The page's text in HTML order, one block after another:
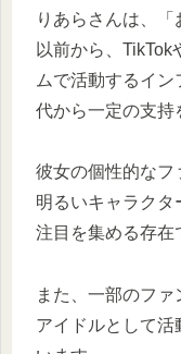
りあらさんは、
以前から、
ムで活動するイ
代から一定の支持
彼女の個性的なフ
明るいキャラクタ
注目を集める存在
また、一部のフ
アイドルとして活